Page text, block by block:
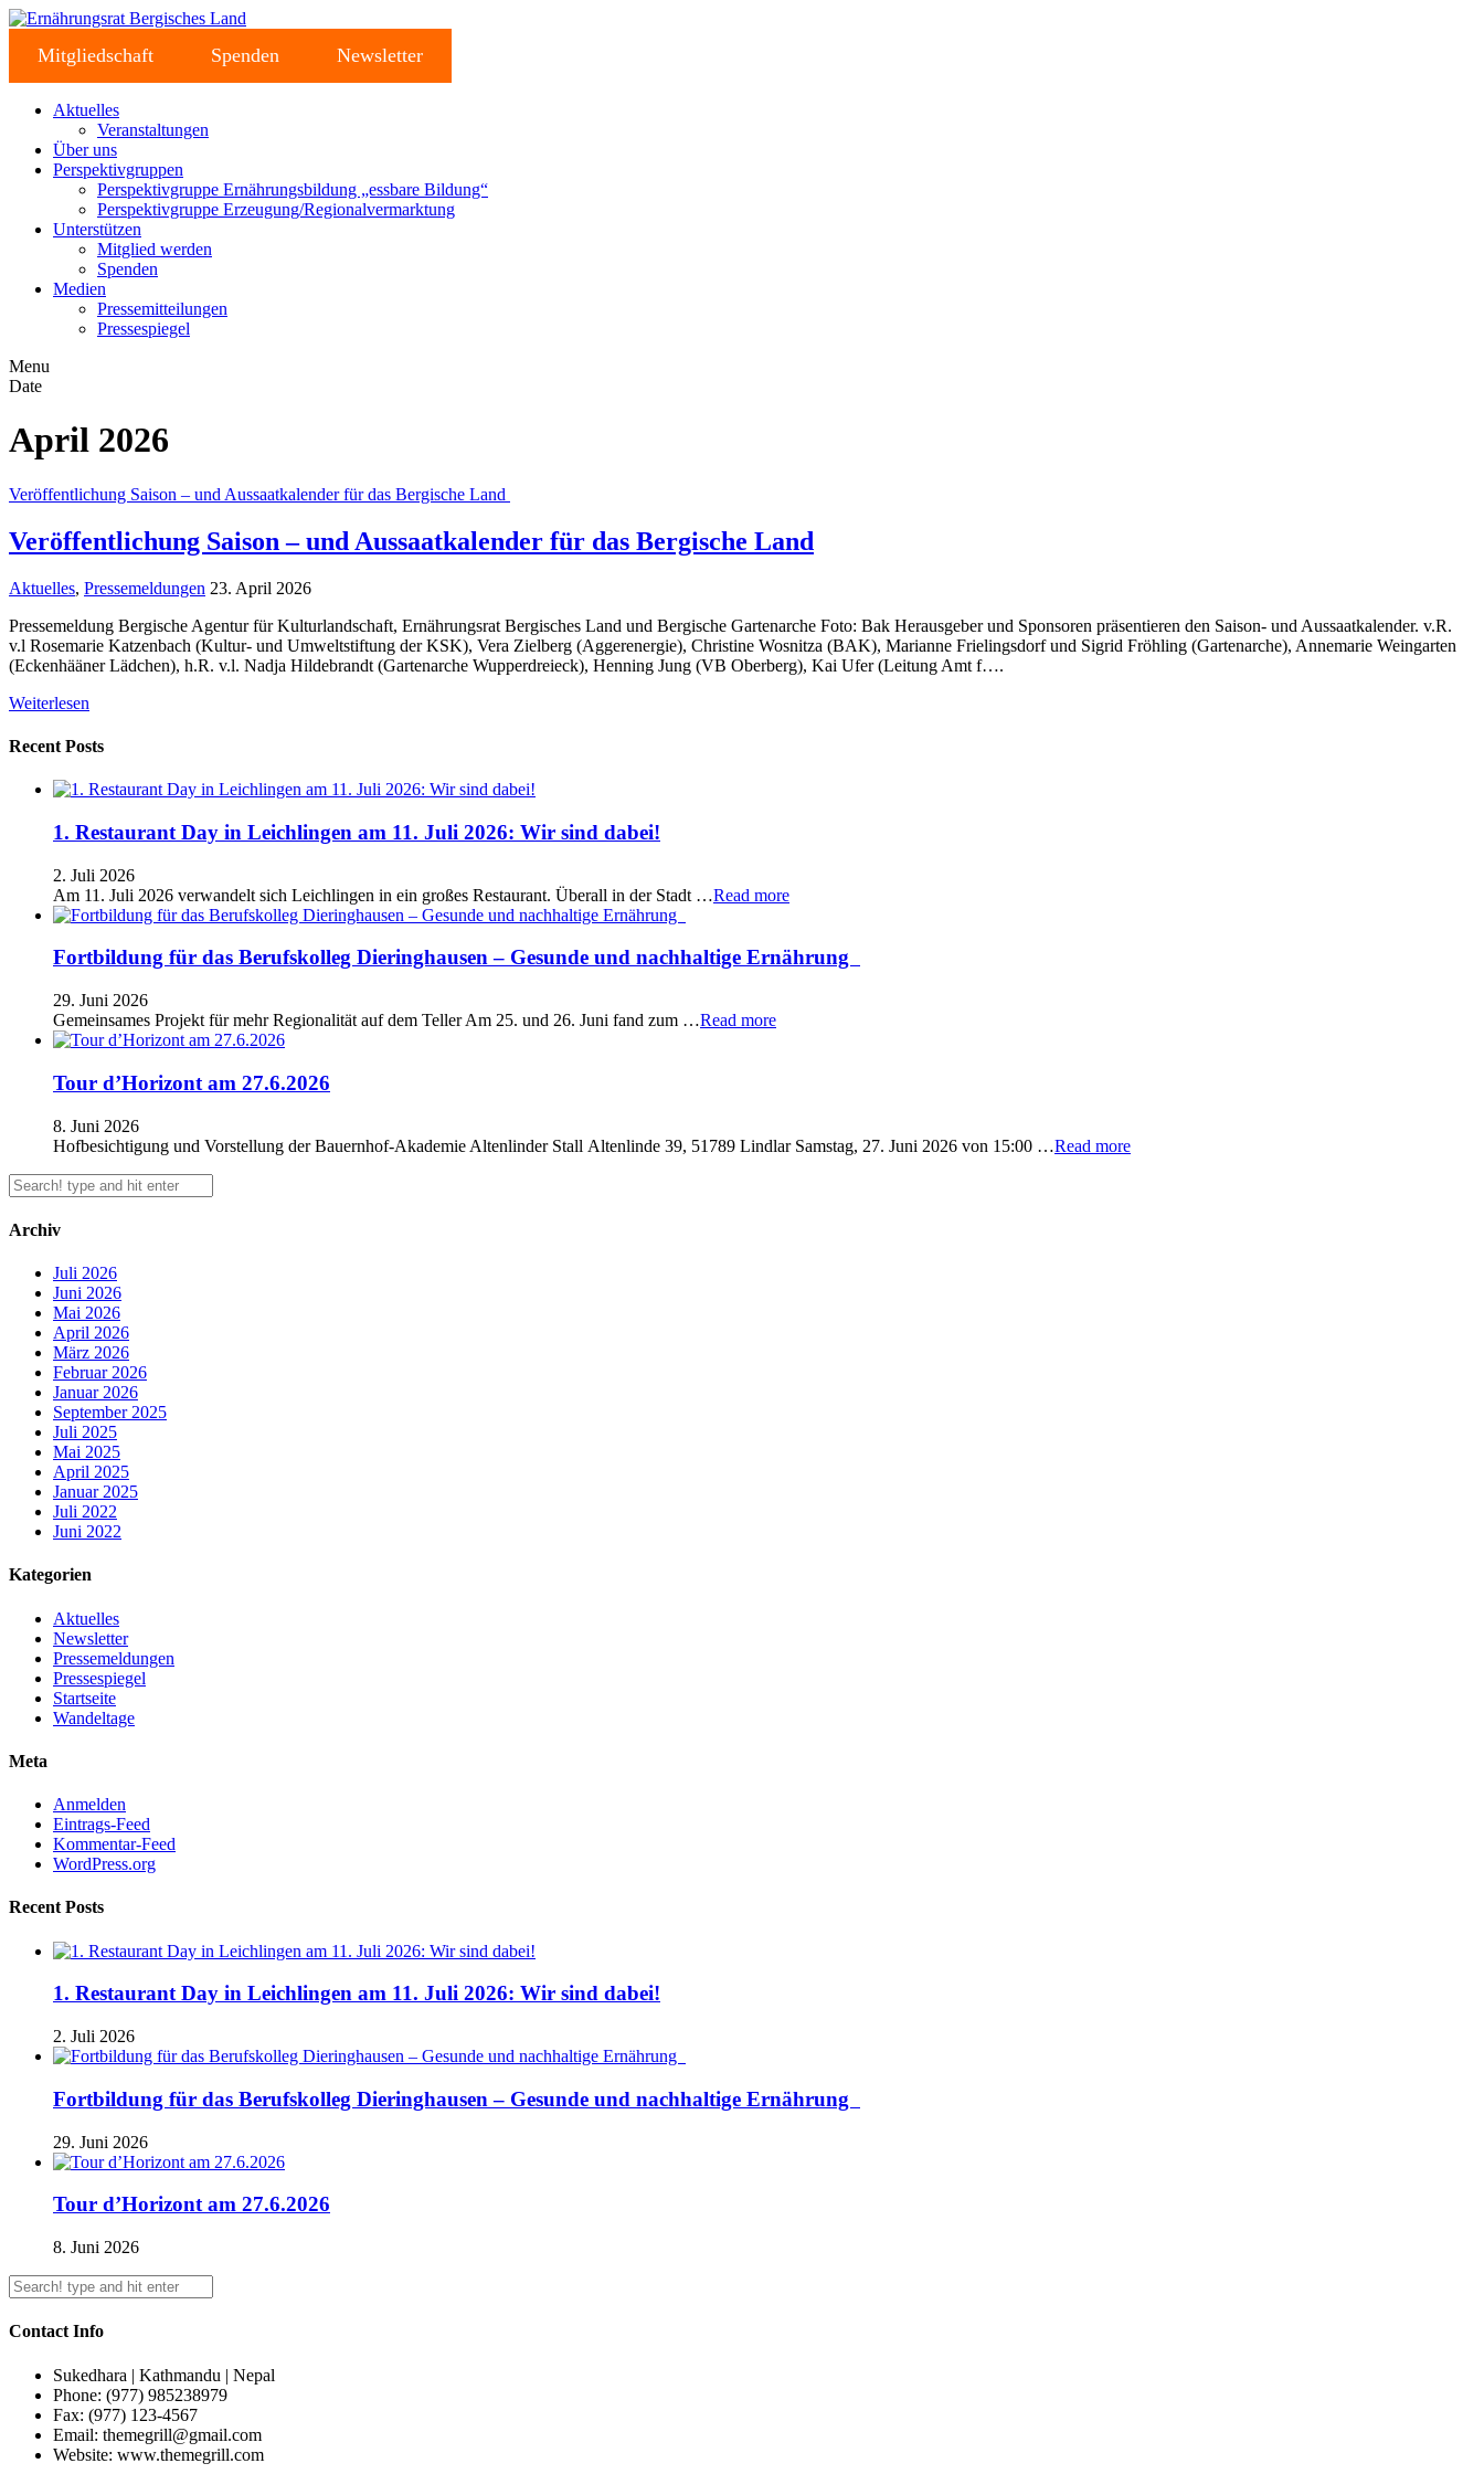
Mitgliedschaft Spenden Newsletter
Aktuelles
Veranstaltungen
Über uns
Perspektivgruppen
Perspektivgruppe Ernährungsbildung „essbare Bildung“
Perspektivgruppe Erzeugung/Regionalvermarktung
Unterstützen
Mitglied werden
Spenden
Medien
Pressemitteilungen
Pressespiegel
Menu
Date
April 2026
Veröffentlichung Saison – und Aussaatkalender für das Bergische Land
Veröffentlichung Saison – und Aussaatkalender für das Bergische Land
Aktuelles, Pressemeldungen 23. April 2026
Pressemeldung Bergische Agentur für Kulturlandschaft, Ernährungsrat Bergisches Land und Bergische Gartenarche Foto: Bak Herausgeber und Sponsoren präsentieren den Saison- und Aussaatkalender. v.R.
v.l Rosemarie Katzenbach (Kultur- und Umweltstiftung der KSK), Vera Zielberg (Aggerenergie), Christine Wosnitza (BAK), Marianne Frielingsdorf und Sigrid Fröhling (Gartenarche), Annemarie Weingarten
(Eckenhääner Lädchen), h.R. v.l. Nadja Hildebrandt (Gartenarche Wupperdreieck), Henning Jung (VB Oberberg), Kai Ufer (Leitung Amt f….
Weiterlesen
Recent Posts
1. Restaurant Day in Leichlingen am 11. Juli 2026: Wir sind dabei!
2. Juli 2026
Am 11. Juli 2026 verwandelt sich Leichlingen in ein großes Restaurant. Überall in der Stadt …Read more
Fortbildung für das Berufskolleg Dieringhausen – Gesunde und nachhaltige Ernährung
29. Juni 2026
Gemeinsames Projekt für mehr Regionalität auf dem Teller Am 25. und 26. Juni fand zum …Read more
Tour d’Horizont am 27.6.2026
8. Juni 2026
Hofbesichtigung und Vorstellung der Bauernhof-Akademie Altenlinder Stall Altenlinde 39, 51789 Lindlar Samstag, 27. Juni 2026 von 15:00 …Read more
Archiv
Juli 2026
Juni 2026
Mai 2026
April 2026
März 2026
Februar 2026
Januar 2026
September 2025
Juli 2025
Mai 2025
April 2025
Januar 2025
Juli 2022
Juni 2022
Kategorien
Aktuelles
Newsletter
Pressemeldungen
Pressespiegel
Startseite
Wandeltage
Meta
Anmelden
Eintrags-Feed
Kommentar-Feed
WordPress.org
Recent Posts
1. Restaurant Day in Leichlingen am 11. Juli 2026: Wir sind dabei!
2. Juli 2026
Fortbildung für das Berufskolleg Dieringhausen – Gesunde und nachhaltige Ernährung
29. Juni 2026
Tour d’Horizont am 27.6.2026
8. Juni 2026
Contact Info
Sukedhara | Kathmandu | Nepal
Phone: (977) 985238979
Fax: (977) 123-4567
Email: themegrill@gmail.com
Website: www.themegrill.com